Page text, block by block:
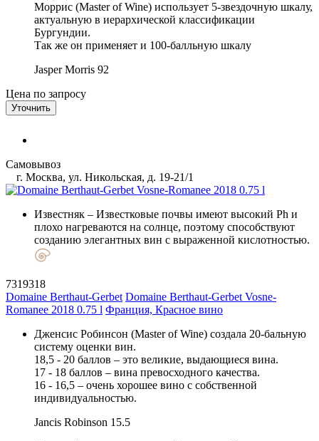
Моррис (Master of Wine) использует 5-звездочную шкалу,
актуальную в иерархической классификации
Бургундии.
Так же он применяет и 100-балльную шкалу
Jasper Morris 92
Цена по запросу
Уточнить
Самовывоз
г. Москва, ул. Никольская, д. 19-21/1
Известняк – Известковые почвы имеют высокий Ph и
плохо нагреваются на солнце, поэтому способствуют
созданию элегантных вин с выраженной кислотностью.
7319318
Domaine Berthaut-Gerbet Domaine Berthaut-Gerbet Vosne-
Romanee 2018 0.75 l Франция, Красное вино
Дженсис Робинсон (Master of Wine) создала 20-бальную
систему оценки вин.
18,5 - 20 баллов – это великие, выдающиеся вина.
17 - 18 баллов – вина превосходного качества.
16 - 16,5 – очень хорошее вино с собственной
индивидуальностью.
Jancis Robinson 15.5